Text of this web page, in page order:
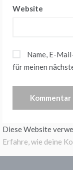
Website
Name, E-
für meinen
Diese Website
Erfahre, wie deine